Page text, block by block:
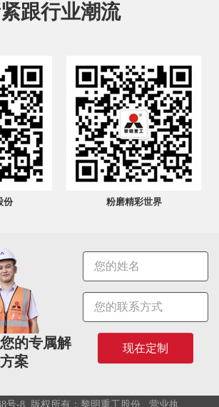
跟行业潮流
份 粉磨精彩世界
您的专属解
案
现在定制
号-8 版权所有：黎明重工股份 营业执